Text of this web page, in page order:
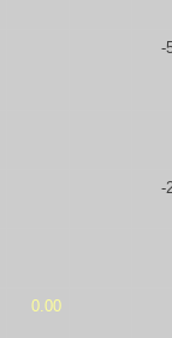
-
-
0.00